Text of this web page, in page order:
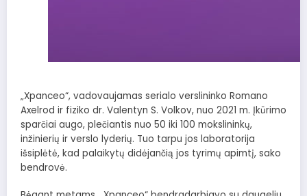
„Xpanceo“, vadovaujamas serialo verslininko Romano
Axelrod ir fiziko dr. Valentyn S. Volkov, nuo 2021 m. Įkūrimo
sparčiai augo, plečiantis nuo 50 iki 100 mokslininkų,
inžinierių ir verslo lyderių. Tuo tarpu jos laboratorija
išsiplėtė, kad palaikytų didėjančią jos tyrimų apimtį, sako
bendrovė.